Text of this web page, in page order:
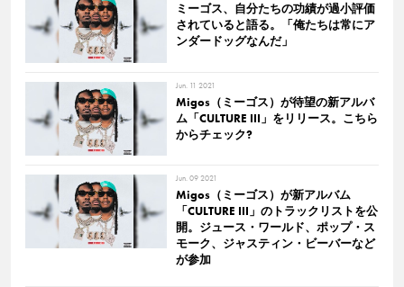
ミーゴス、自分たちの功績が過小評価
されていると語る。「俺たちは常にア
ンダードッグなんだ」
Jun. 11 2021
Migos（ミーゴス）が待望の新アルバ
ム「CULTURE III」をリリース。こちら
からチェック?
Jun. 09 2021
Migos（ミーゴス）が新アルバム
「CULTURE III」のトラックリストを公
開。ジュース・ワールド、ポップ・ス
モーク、ジャスティン・ビーバーなど
が参加